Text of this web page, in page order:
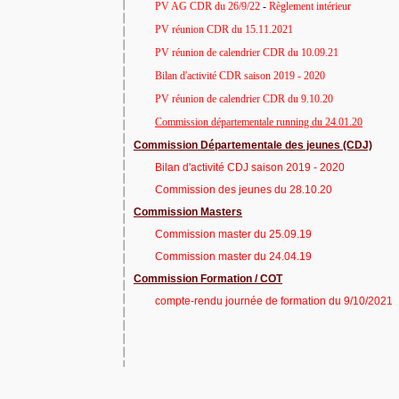
PV AG CDR du 26/9/22 - Règlement intérieur
PV réunion CDR du 15.11.2021
PV réunion de calendrier CDR du 10.09.21
Bilan d'activité CDR saison 2019 - 2020
PV réunion de calendrier CDR du 9.10.20
Commission départementale running du 24.01.20
Commission Départementale des jeunes (CDJ)
Bilan d'activité CDJ saison 2019 - 2020
Commission des jeunes du 28.10.20
Commission Masters
Commission master du 25.09.19
Commission master du 24.04.19
Commission Formation / COT
compte-rendu journée de formation du 9/10/2021